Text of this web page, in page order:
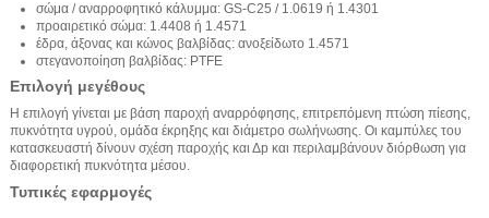
σώμα / αναρροφητικό κάλυμμα: GS-C25 / 1.0619 ή 1.4301
προαιρετικό σώμα: 1.4408 ή 1.4571
έδρα, άξονας και κώνος βαλβίδας: ανοξείδωτο 1.4571
στεγανοποίηση βαλβίδας: PTFE
Επιλογή μεγέθους
Η επιλογή γίνεται με βάση παροχή αναρρόφησης, επιτρεπόμενη πτώση πίεσης,
πυκνότητα υγρού, ομάδα έκρηξης και διάμετρο σωλήνωσης. Οι καμπύλες του
κατασκευαστή δίνουν σχέση παροχής και Δp και περιλαμβάνουν διόρθωση για
διαφορετική πυκνότητα μέσου.
Τυπικές εφαρμογές